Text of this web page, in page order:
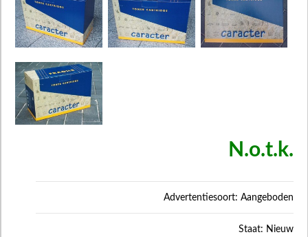
N.o.t.k.
Advertentiesoort: Aangeboden
Staat: Nieuw